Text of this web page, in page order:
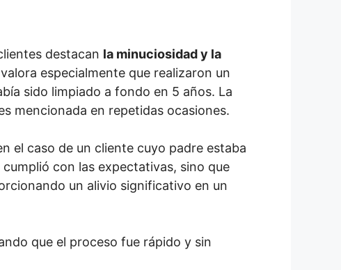
destacan la minuciosidad y la
especialmente que realizaron un
sido limpiado a fondo en 5 años. La
mencionada en repetidas ocasiones.
el caso de un cliente cuyo padre estaba
con las expectativas, sino que
un alivio significativo en un
que el proceso fue rápido y sin